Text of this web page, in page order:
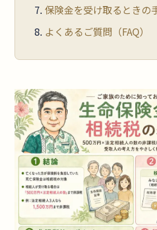
保険金を受け取るときの
よくあるご質問（FAQ）